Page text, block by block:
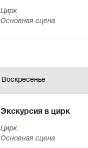
Цирк
Основная сцена
Воскресенье
Экскурсия в цирк
Цирк
Основная сцена